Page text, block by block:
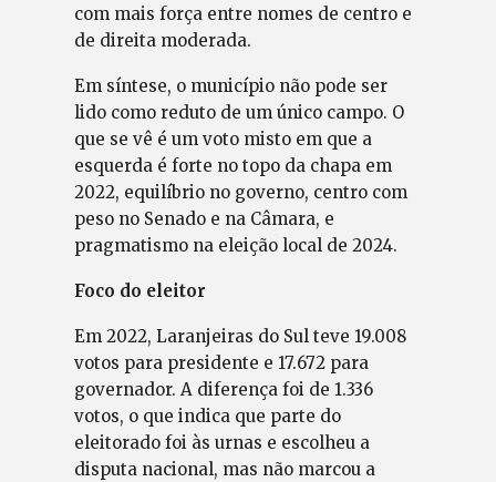
com mais força entre nomes de centro e
de direita moderada.
Em síntese, o município não pode ser
lido como reduto de um único campo. O
que se vê é um voto misto em que a
esquerda é forte no topo da chapa em
2022, equilíbrio no governo, centro com
peso no Senado e na Câmara, e
pragmatismo na eleição local de 2024.
Foco do eleitor
Em 2022, Laranjeiras do Sul teve 19.008
votos para presidente e 17.672 para
governador. A diferença foi de 1.336
votos, o que indica que parte do
eleitorado foi às urnas e escolheu a
disputa nacional, mas não marcou a